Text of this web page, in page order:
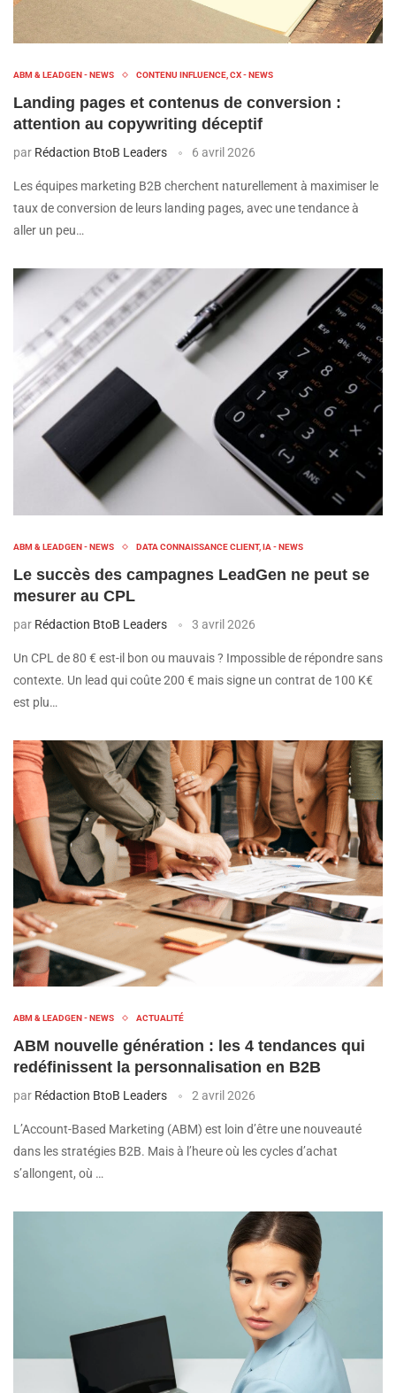
ABM & LEADGEN - NEWS CONTENU INFLUENCE, CX - NEWS
Landing pages et contenus de conversion :
attention au copywriting déceptif
par Rédaction BtoB Leaders 6 avril 2026
Les équipes marketing B2B cherchent naturellement à maximiser le
taux de conversion de leurs landing pages, avec une tendance à
aller un peu…
ABM & LEADGEN - NEWS DATA CONNAISSANCE CLIENT, IA - NEWS
Le succès des campagnes LeadGen ne peut se
mesurer au CPL
par Rédaction BtoB Leaders 3 avril 2026
Un CPL de 80 € est-il bon ou mauvais ? Impossible de répondre sans
contexte. Un lead qui coûte 200 € mais signe un contrat de 100 K€
est plu…
ABM & LEADGEN - NEWS ACTUALITÉ
ABM nouvelle génération : les 4 tendances qui
redéfinissent la personnalisation en B2B
par Rédaction BtoB Leaders 2 avril 2026
L’Account-Based Marketing (ABM) est loin d’être une nouveauté
dans les stratégies B2B. Mais à l’heure où les cycles d’achat
s’allongent, où …